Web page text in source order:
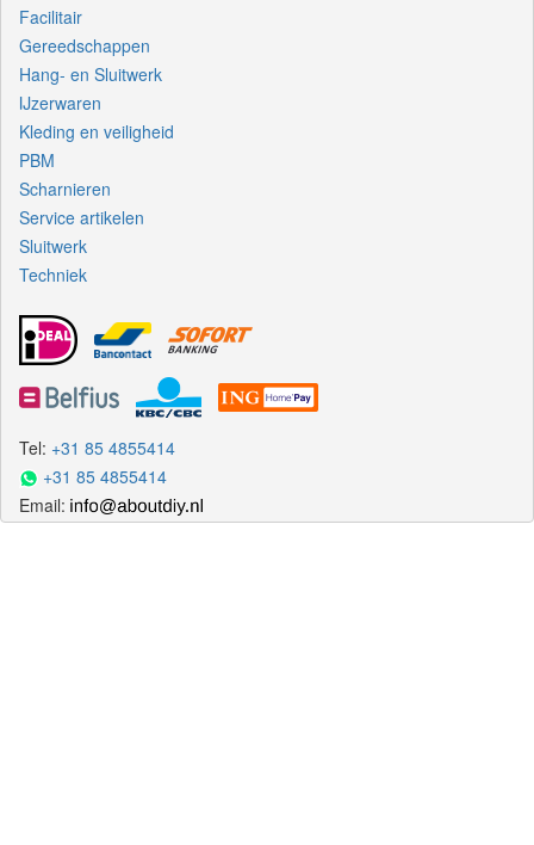
Facilitair
Gereedschappen
Hang- en Sluitwerk
IJzerwaren
Kleding en veiligheid
PBM
Scharnieren
Service artikelen
Sluitwerk
Techniek
Tel: +31 85 4855414
+31 85 4855414
Email: